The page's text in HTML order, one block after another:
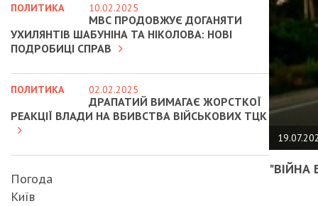
"ВІЙНА
ПОЛИТИКА 10.02.2025
МВС ПРОДОВЖУЄ ДОГАНЯТИ
УХИЛЯНТІВ ШАБУНІНА ТА НІКОЛОВА: НОВІ
ПОДРОБИЦІ СПРАВ
ПОЛИТИКА 02.02.2025
ДРАПАТИЙ ВИМАГАЄ ЖОРСТКОЇ
РЕАКЦІЇ ВЛАДИ НА ВБИВСТВА ВІЙСЬКОВИХ ТЦК
Погода
Київ